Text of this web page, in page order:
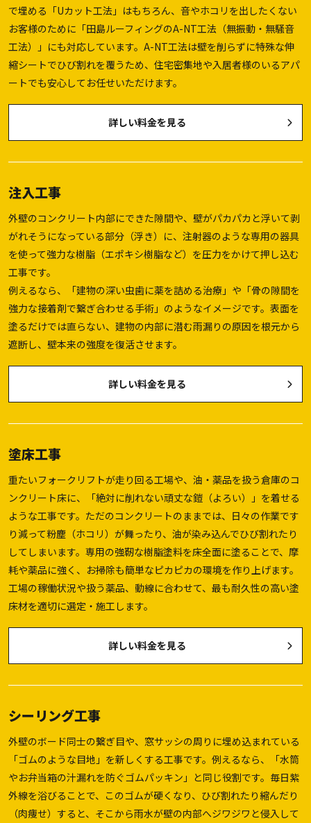
で埋める「Uカット工法」はもちろん、音やホコリを出したくない
お客様のために「田島ルーフィングのA-NT工法（無振動・無騒音
工法）」にも対応しています。A-NT工法は壁を削らずに特殊な伸
縮シートでひび割れを覆うため、住宅密集地や入居者様のいるアパ
ートでも安心してお任せいただけます。
詳しい料金を見る
注入工事
外壁のコンクリート内部にできた隙間や、壁がパカパカと浮いて剥
がれそうになっている部分（浮き）に、注射器のような専用の器具
を使って強力な樹脂（エポキシ樹脂など）を圧力をかけて押し込む
工事です。
例えるなら、「建物の深い虫歯に薬を詰める治療」や「骨の隙間を
強力な接着剤で繋ぎ合わせる手術」のようなイメージです。表面を
塗るだけでは直らない、建物の内部に潜む雨漏りの原因を根元から
遮断し、壁本来の強度を復活させます。
詳しい料金を見る
塗床工事
重たいフォークリフトが走り回る工場や、油・薬品を扱う倉庫のコ
ンクリート床に、「絶対に削れない頑丈な鎧（よろい）」を着せる
ような工事です。ただのコンクリートのままでは、日々の作業です
り減って粉塵（ホコリ）が舞ったり、油が染み込んでひび割れたり
してしまいます。専用の強靭な樹脂塗料を床全面に塗ることで、摩
耗や薬品に強く、お掃除も簡単なピカピカの環境を作り上げます。
工場の稼働状況や扱う薬品、動線に合わせて、最も耐久性の高い塗
床材を適切に選定・施工します。
詳しい料金を見る
シーリング工事
外壁のボード同士の繋ぎ目や、窓サッシの周りに埋め込まれている
「ゴムのような目地」を新しくする工事です。例えるなら、「水筒
やお弁当箱の汁漏れを防ぐゴムパッキン」と同じ役割です。毎日紫
外線を浴びることで、このゴムが硬くなり、ひび割れたり縮んだり
（肉痩せ）すると、そこから雨水が壁の内部へジワジワと侵入して